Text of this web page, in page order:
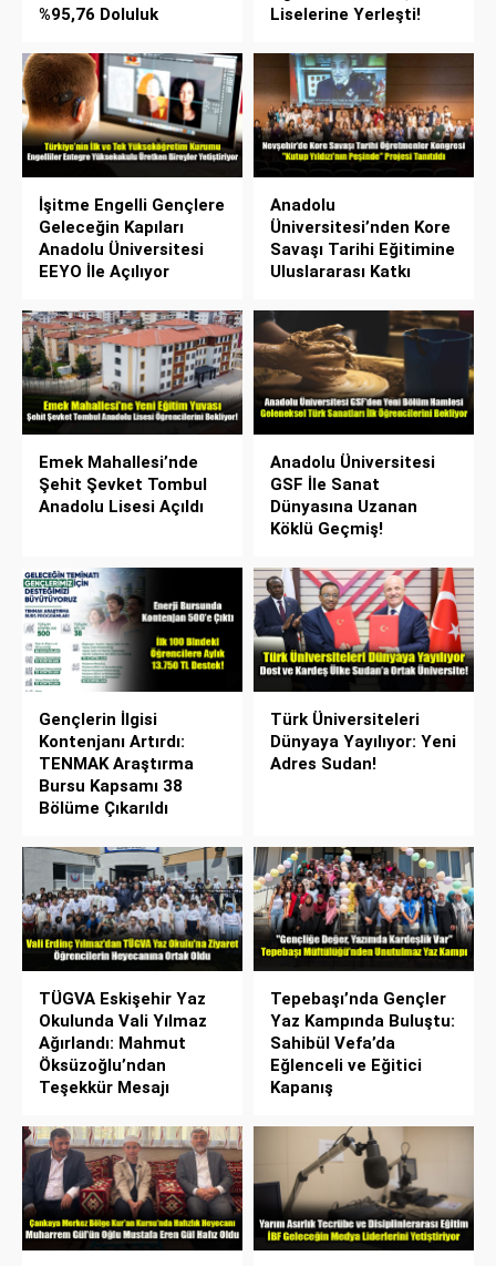
%95,76 Doluluk
Liselerine Yerleşti!
İşitme Engelli Gençlere
Geleceğin Kapıları
Anadolu Üniversitesi
EEYO İle Açılıyor
Anadolu
Üniversitesi’nden Kore
Savaşı Tarihi Eğitimine
Uluslararası Katkı
Emek Mahallesi’nde
Şehit Şevket Tombul
Anadolu Lisesi Açıldı
Anadolu Üniversitesi
GSF İle Sanat
Dünyasına Uzanan
Köklü Geçmiş!
Gençlerin İlgisi
Kontenjanı Artırdı:
TENMAK Araştırma
Bursu Kapsamı 38
Bölüme Çıkarıldı
Türk Üniversiteleri
Dünyaya Yayılıyor: Yeni
Adres Sudan!
TÜGVA Eskişehir Yaz
Okulunda Vali Yılmaz
Ağırlandı: Mahmut
Öksüzoğlu’ndan
Teşekkür Mesajı
Tepebaşı’nda Gençler
Yaz Kampında Buluştu:
Sahibül Vefa’da
Eğlenceli ve Eğitici
Kapanış